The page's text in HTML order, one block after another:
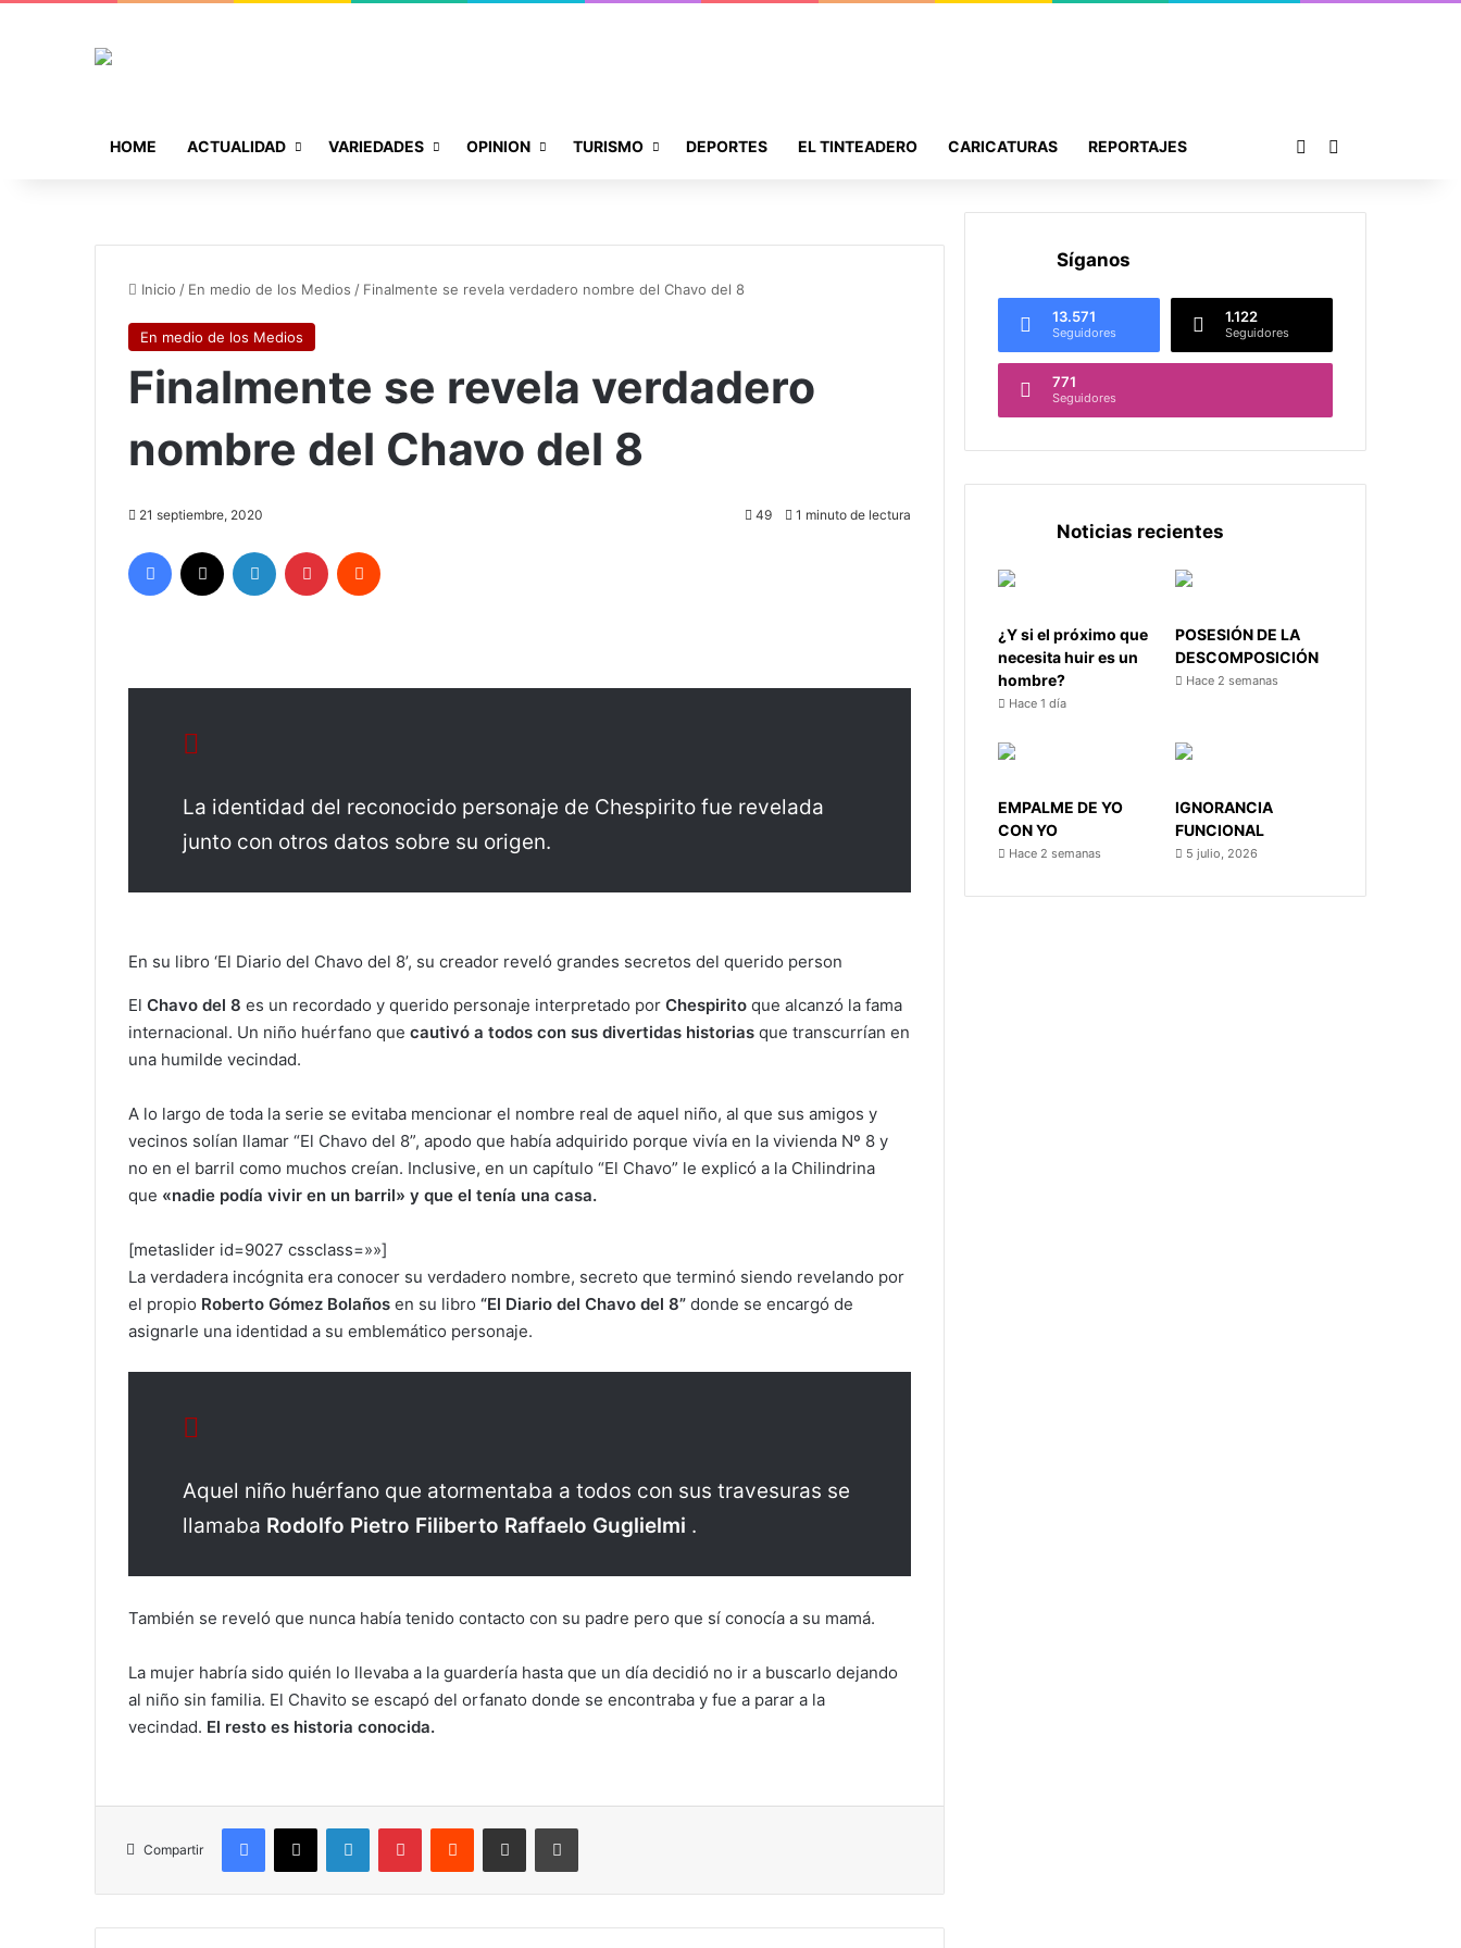
HOME ACTUALIDAD VARIEDADES OPINION TURISMO DEPORTES EL TINTEADERO CARICATURAS REPORTAJES Publicación al azar
Inicio / En medio de los Medios / Finalmente se revela verdadero nombre del Chavo del 8
En medio de los Medios
Finalmente se revela verdadero
nombre del Chavo del 8
21 septiembre, 2020 49 1 minuto de lectura
Facebook LinkedIn Pinterest
La identidad del reconocido personaje de Chespirito fue revelada
junto con otros datos sobre su origen.
En su libro ‘El Diario del Chavo del 8’, su creador reveló grandes secretos del querido person
El Chavo del 8 es un recordado y querido personaje interpretado por Chespirito que alcanzó la fama
internacional. Un niño huérfano que cautivó a todos con sus divertidas historias que transcurrían en
una humilde vecindad.
A lo largo de toda la serie se evitaba mencionar el nombre real de aquel niño, al que sus amigos y
vecinos solían llamar “El Chavo del 8”, apodo que había adquirido porque vivía en la vivienda Nº 8 y
no en el barril como muchos creían. Inclusive, en un capítulo “El Chavo” le explicó a la Chilindrina
que «nadie podía vivir en un barril» y que el tenía una casa.
[metaslider id=9027 cssclass=»»]
La verdadera incógnita era conocer su verdadero nombre, secreto que terminó siendo revelando por
el propio Roberto Gómez Bolaños en su libro “El Diario del Chavo del 8” donde se encargó de
asignarle una identidad a su emblemático personaje.
Aquel niño huérfano que atormentaba a todos con sus travesuras se
llamaba Rodolfo Pietro Filiberto Raffaelo Guglielmi .
También se reveló que nunca había tenido contacto con su padre pero que sí conocía a su mamá.
La mujer habría sido quién lo llevaba a la guardería hasta que un día decidió no ir a buscarlo dejando
al niño sin familia. El Chavito se escapó del orfanato donde se encontraba y fue a parar a la
vecindad. El resto es historia conocida.
Compartir
Facebook
X LinkedInPinterestReddit Compartir por correo electrónicoImprimir
Síganos
13.571
Seguidores
1.122
Seguidores
771
Seguidores
Noticias recientes
¿Y si el próximo que
necesita huir es un
hombre?
Hace 1 día
POSESIÓN DE LA
DESCOMPOSICIÓN
Hace 2 semanas
EMPALME DE YO
CON YO
Hace 2 semanas
IGNORANCIA
FUNCIONAL
5 julio, 2026